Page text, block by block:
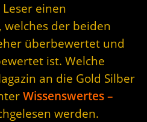
einen
der beiden
überbewertet und
ist. Welche
an die Gold Silber
Wissenswertes –
werden.